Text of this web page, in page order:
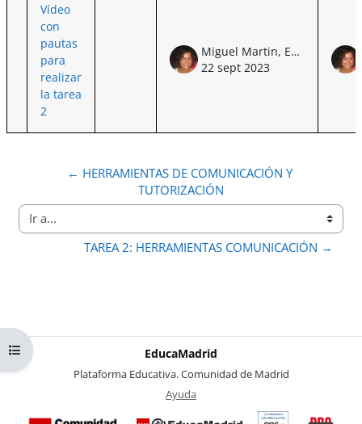
Abrir índice del curso
Vídeo
con
pautas
para
realizar
la tarea
2
Miguel Martin, Eva Irene de
22 sept 2023
← HERRAMIENTAS DE COMUNICACIÓN Y
TUTORIZACIÓN
Ir a...
TAREA 2: HERRAMIENTAS COMUNICACIÓN →
EducaMadrid
Plataforma Educativa. Comunidad de Madrid
Ayuda
Certificación